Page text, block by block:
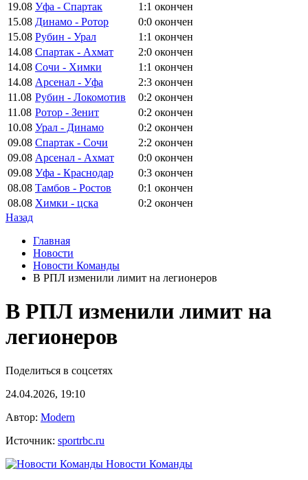
19.08 Уфа - Спартак 1:1 окончен
15.08 Динамо - Ротор 0:0 окончен
15.08 Рубин - Урал 1:1 окончен
14.08 Спартак - Ахмат 2:0 окончен
14.08 Сочи - Химки 1:1 окончен
14.08 Арсенал - Уфа 2:3 окончен
11.08 Рубин - Локомотив 0:2 окончен
11.08 Ротор - Зенит 0:2 окончен
10.08 Урал - Динамо 0:2 окончен
09.08 Спартак - Сочи 2:2 окончен
09.08 Арсенал - Ахмат 0:0 окончен
09.08 Уфа - Краснодар 0:3 окончен
08.08 Тамбов - Ростов 0:1 окончен
08.08 Химки - цска 0:2 окончен
Назад
Главная
Новости
Новости Команды
В РПЛ изменили лимит на легионеров
В РПЛ изменили лимит на
легионеров
Поделиться в соцсетях
24.04.2026, 19:10
Автор: Modern
Источник: sportrbc.ru
Новости Команды